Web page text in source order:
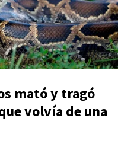
mató y tragó
volvía de una